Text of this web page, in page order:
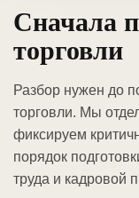
Сначала
торговли
Разбор нужен до
торговли. Мы
фиксируем
порядок
труда и кадровой